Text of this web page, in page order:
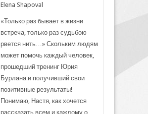
Elena Shapoval
«Только раз бывает в жизни
встреча, только раз судьбою
рвется нить…» Скольким людям
может помочь каждый человек,
прошедший тренинг Юрия
Бурлана и получивший свои
позитивные результаты!
Понимаю, Настя, как хочется
рассказать всем и каждому о